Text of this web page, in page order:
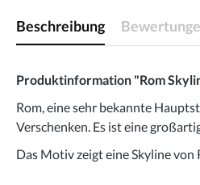
Beschreibung
Produktinformation "Rom
Rom, eine sehr bekannte
Verschenken. Es ist eine
Das Motiv zeigt eine Skyline von